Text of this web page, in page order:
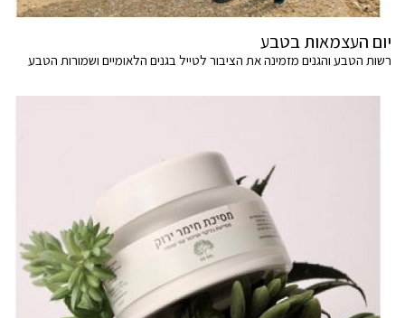
יום העצמאות בטבע
רשות הטבע והגנים מזמינה את הציבור לטייל בגנים הלאומיים ושמורות הטבע